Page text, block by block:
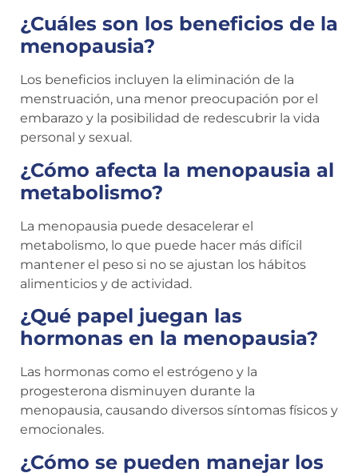
¿Cuáles son los beneficios de la
menopausia?
Los beneficios incluyen la eliminación de la
menstruación, una menor preocupación por el
embarazo y la posibilidad de redescubrir la vida
personal y sexual.
¿Cómo afecta la menopausia al
metabolismo?
La menopausia puede desacelerar el
metabolismo, lo que puede hacer más difícil
mantener el peso si no se ajustan los hábitos
alimenticios y de actividad.
¿Qué papel juegan las
hormonas en la menopausia?
Las hormonas como el estrógeno y la
progesterona disminuyen durante la
menopausia, causando diversos síntomas físicos y
emocionales.
¿Cómo se pueden manejar los